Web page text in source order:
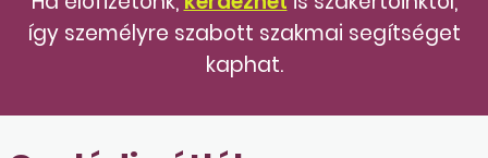
így személyre szabott szakmai segítséget
kaphat.